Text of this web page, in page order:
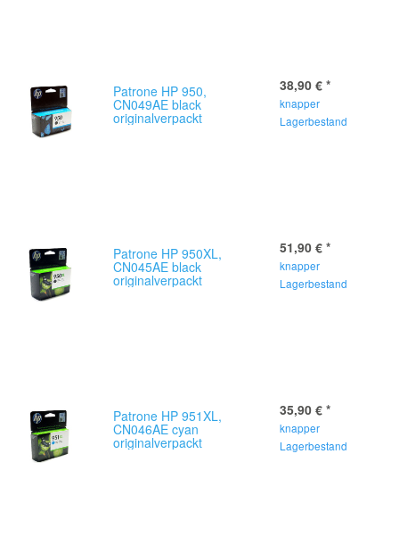
Patrone HP 950,
CN049AE black
originalverpackt
38,90 € *
knapper
Lagerbestand
Patrone HP 950XL,
CN045AE black
originalverpackt
51,90 € *
knapper
Lagerbestand
Patrone HP 951XL,
CN046AE cyan
originalverpackt
35,90 € *
knapper
Lagerbestand